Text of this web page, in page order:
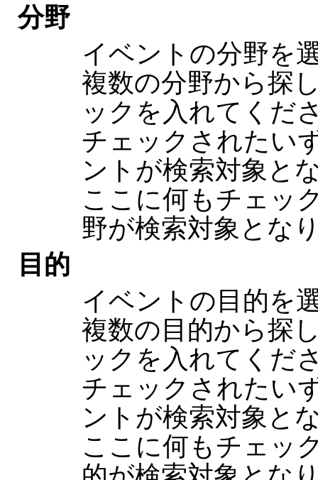
分野
イベントの分野を
複数の分野から探
ックを入れてくだ
チェックされたい
ントが検索対象と
ここに何もチェッ
野が検索対象とな
目的
イベントの目的を
複数の目的から探
ックを入れてくだ
チェックされたい
ントが検索対象と
ここに何もチェッ